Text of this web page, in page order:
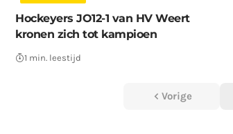
Hockeyers JO12-1 van HV Weert
kronen zich tot kampioen
1 min. leestijd
Vorige